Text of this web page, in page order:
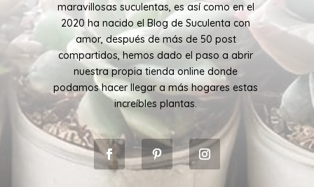
maravillosas suculentas, es así como en el
2020 ha nacido el Blog de Suculenta con
amor, después de más de 50 post
compartidos, hemos dado el paso a abrir
nuestra propia tienda online donde
podamos hacer llegar a más hogares estas
increíbles plantas.